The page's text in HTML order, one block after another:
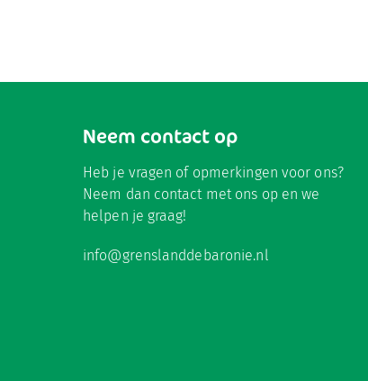
Neem contact op
Heb je vragen of opmerkingen voor ons?
Neem dan contact met ons op en we
helpen je graag!
info@grenslanddebaronie.nl